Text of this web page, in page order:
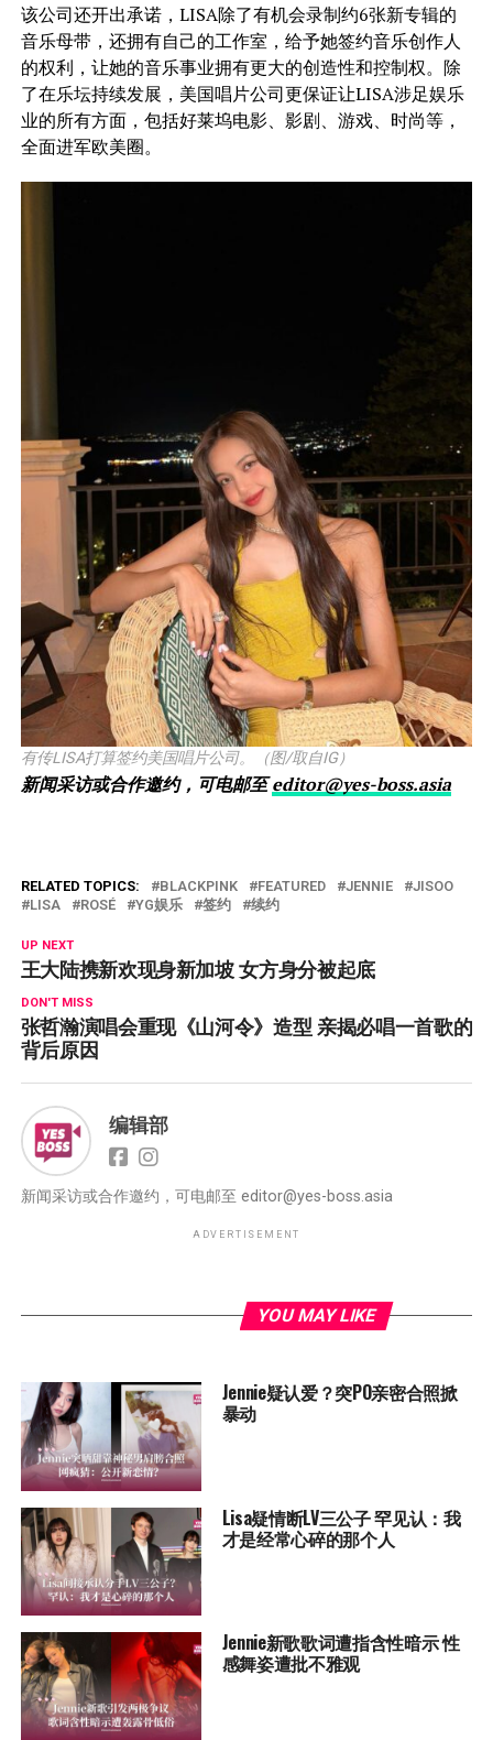
该公司还开出承诺，LISA除了有机会录制约6张新专辑的
音乐母带，还拥有自己的工作室，给予她签约音乐创作人
的权利，让她的音乐事业拥有更大的创造性和控制权。除
了在乐坛持续发展，美国唱片公司更保证让LISA涉足娱乐
业的所有方面，包括好莱坞电影、影剧、游戏、时尚等，
全面进军欧美圈。
有传LISA打算签约美国唱片公司。（图/取自IG）
新闻采访或合作邀约，可电邮至editor@yes-boss.asia
RELATED TOPICS: BLACKPINK FEATURED JENNIE
JISOO
LISA
ROSÉ YG娱乐 签约 续约
UP NEXT
王大陆携新欢现身新加坡 女方身分被起底
DON'T MISS
张哲瀚演唱会重现《山河令》造型 亲揭必唱一首歌的
背后原因
编辑部
新闻采访或合作邀约，可电邮至 editor@yes-boss.asia
ADVERTISEMENT
YOU MAY LIKE
Jennie疑认爱？突PO亲密合照掀
暴动
Lisa疑情断LV三公子 罕见认：我
才是经常心碎的那个人
Jennie新歌歌词遭指含性暗示 性
感舞姿遭批不雅观